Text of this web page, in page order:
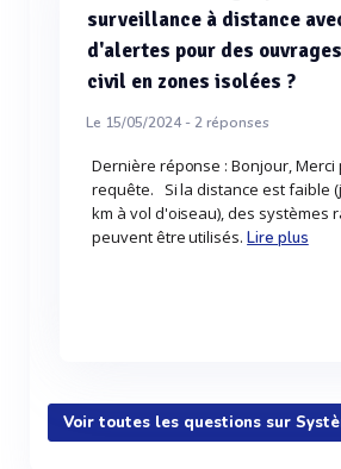
surveillance à distance
d'alertes pour des
civil en zones isolées ?
Le 15/05/2024 -2réponses
Dernière réponse : Bonjour, Merci
requête. Si la distance est faible
km à vol d'oiseau), des systèmes
peuvent être utilisés.Lire plus
Voir toutes les questions sur